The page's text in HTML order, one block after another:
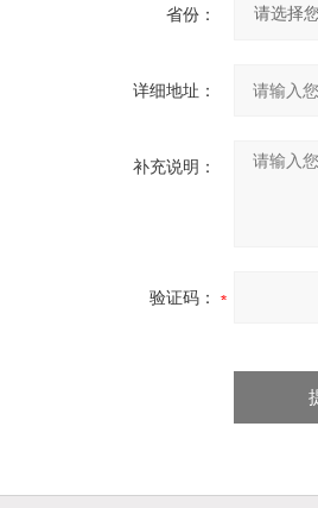
省份：
详细地址：
补充说明：
验证码：